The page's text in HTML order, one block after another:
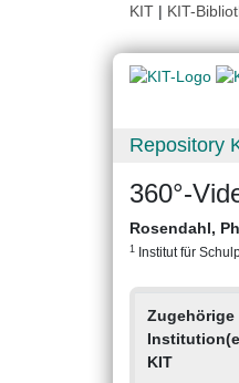
KIT | KIT-
Repository
360°-
Rosendahl,
1 Institut für
Zugehörige
KIT